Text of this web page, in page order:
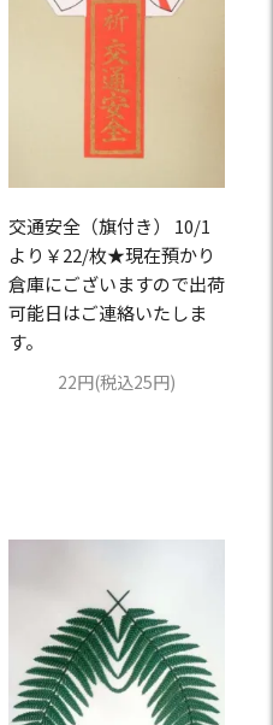
交通安全（旗付き） 10/1
より￥22/枚★現在預かり
倉庫にございますので出荷
可能日はご連絡いたしま
す。
22円(税込25円)